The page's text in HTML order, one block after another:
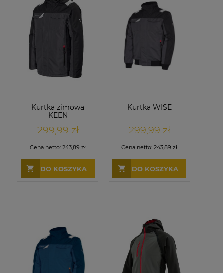
Kurtka zimowa
KEEN
299,99 zł
Cena netto: 243,89 zł
DO KOSZYKA
Kurtka WISE
299,99 zł
Cena netto: 243,89 zł
DO KOSZYKA